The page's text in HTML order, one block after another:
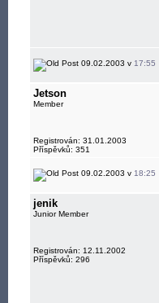
09.02.2003 v 17:55
Jetson
Member
Registrován: 31.01.2003
Příspěvků: 351
09.02.2003 v 18:25
jenik
Junior Member
Registrován: 12.11.2002
Příspěvků: 296